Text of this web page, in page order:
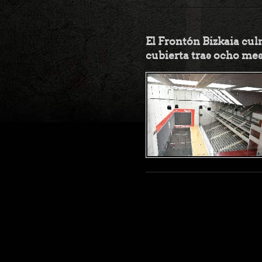
El Frontón Bizkaia
cubierta tras ocho